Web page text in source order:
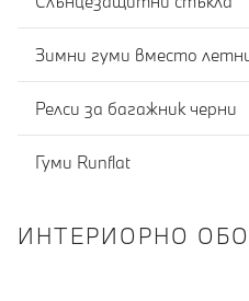
Зимни гуми вместо
Релси за багажник черни
Гуми Runflat
ИНТЕРИОРНО